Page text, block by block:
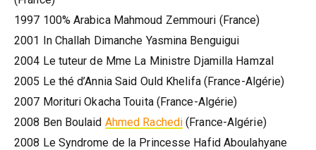
1997 100% Arabica Mahmoud Zemmouri (France)
2001 In Challah Dimanche Yasmina Benguigui
2004 Le tuteur de Mme La Ministre Djamilla Hamzal
2005 Le thé d’Annia Said Ould Khelifa (France-Algérie)
2007 Morituri Okacha Touita (France-Algérie)
2008 Ben Boulaid Ahmed Rachedi (France-Algérie)
2008 Le Syndrome de la Princesse Hafid Aboulahyane